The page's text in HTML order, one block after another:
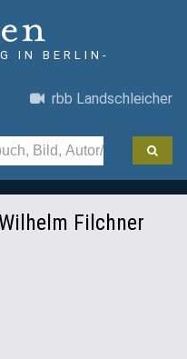
IN BERLIN-
rbb Landschleicher
Wilhelm Filchner